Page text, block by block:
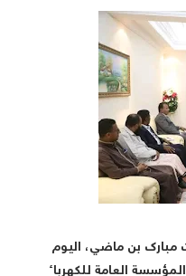
بن ماضي، اليوم
العامة للكهرباء